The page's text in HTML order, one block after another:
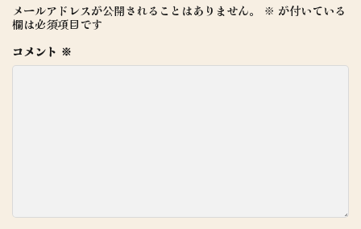
メールアドレスが公開されることはありません。 ※ が付いている
欄は必須項目です
コメント ※